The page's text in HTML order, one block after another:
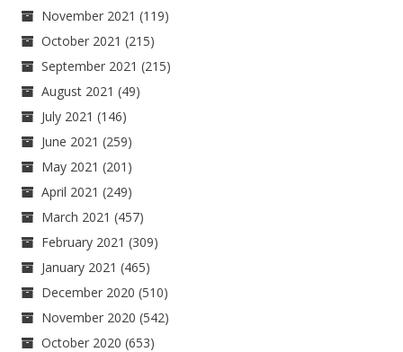
November 2021 (119)
October 2021 (215)
September 2021 (215)
August 2021 (49)
July 2021 (146)
June 2021 (259)
May 2021 (201)
April 2021 (249)
March 2021 (457)
February 2021 (309)
January 2021 (465)
December 2020 (510)
November 2020 (542)
October 2020 (653)